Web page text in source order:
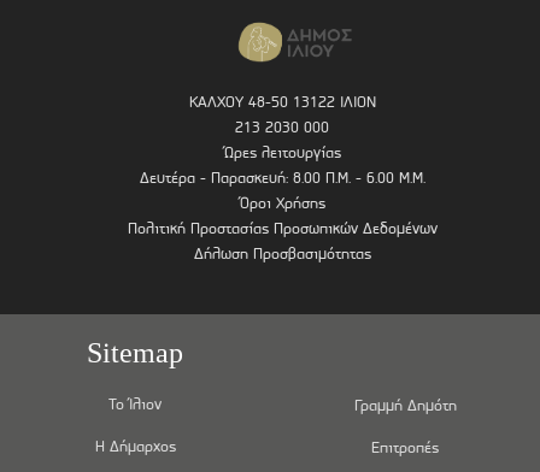
ΚΑΛΧΟΥ 48-50 13122 ΙΛΙΟΝ
213 2030 000
Ώρες λειτουργίας
Δευτέρα - Παρασκευή: 8.00 Π.Μ. - 6.00 Μ.Μ.
Όροι Χρήσης
Πολιτική Προστασίας Προσωπικών Δεδομένων
Δήλωση Προσβασιμότητας
Sitemap
Το Ίλιον
Η Δήμαρχος
Γραμμή Δημότη
Επιτροπές